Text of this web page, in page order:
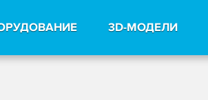
3D-МОДЕЛИ